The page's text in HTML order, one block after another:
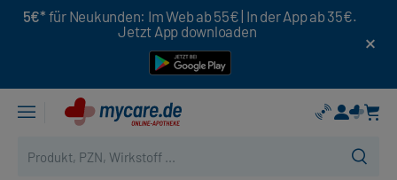
5€* für Neukunden: Im Web ab 55€ | In der App ab 35€.
Jetzt App downloaden